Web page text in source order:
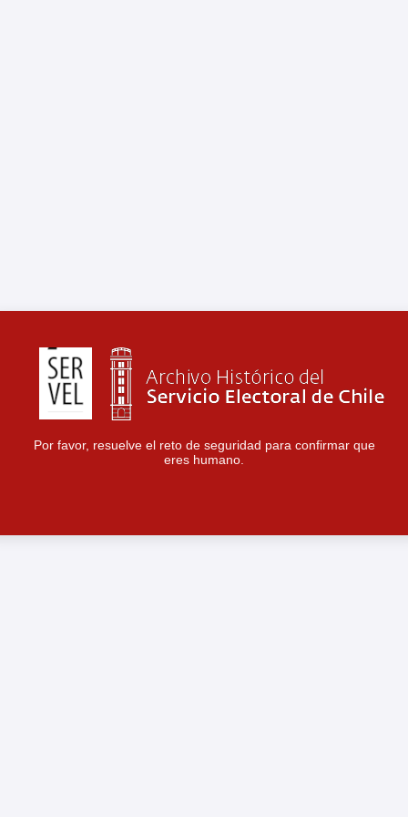
Por favor, resuelve el reto de seguridad para confirmar que
eres humano.